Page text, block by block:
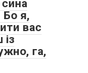
Бо я,
вас
га,